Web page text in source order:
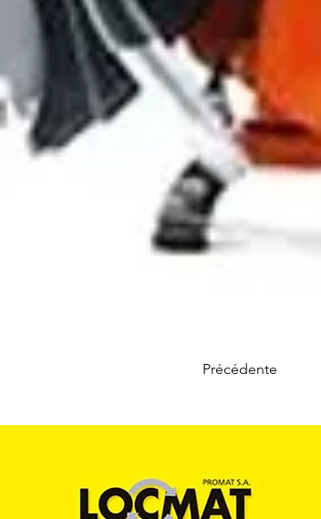
Précédente